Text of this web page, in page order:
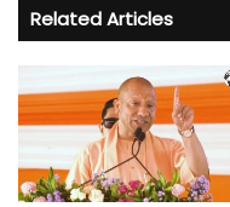
Related Articles